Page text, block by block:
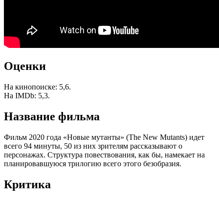
Оценки
На кинопоиске: 5,6.
На IMDb: 5,3.
Название фильма
Фильм 2020 года «Новые мутанты» (The New Mutants) идет
всего 94 минуты, 50 из них зрителям рассказывают о
персонажах. Структура повествования, как бы, намекает на
планировавшуюся трилогию всего этого безобразия.
Критика